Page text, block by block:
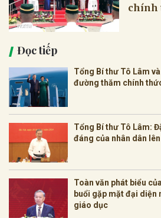
chính
Đọc tiếp
Tổng Bí thư Tô Lâm
đường thăm chính
Tổng Bí thư Tô Lâm:
đáng của nhân dân
Toàn văn phát biểu
buổi gặp mặt đại diện
giáo dục